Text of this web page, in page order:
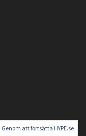
att fortsätta HYPE.se